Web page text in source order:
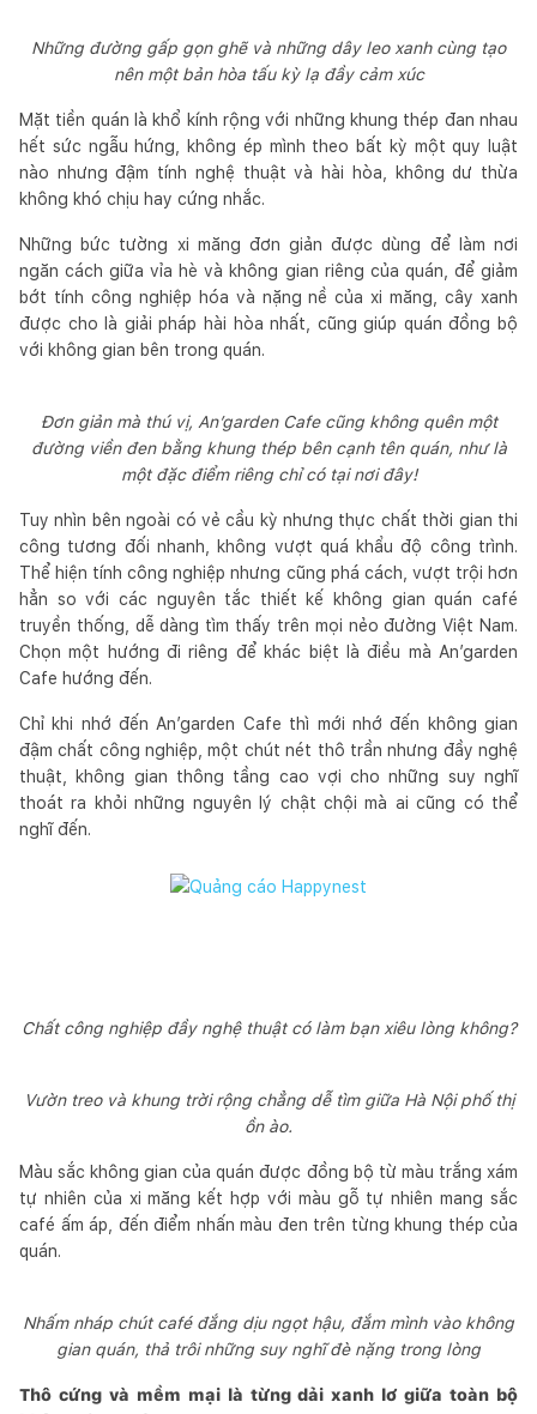
Những đường gấp gọn ghẽ và những dây leo xanh cùng tạo
nên một bản hòa tấu kỳ lạ đầy cảm xúc
Mặt tiền quán là khổ kính rộng với những khung thép đan nhau
hết sức ngẫu hứng, không ép mình theo bất kỳ một quy luật
nào nhưng đậm tính nghệ thuật và hài hòa, không dư thừa
không khó chịu hay cứng nhắc.
Những bức tường xi măng đơn giản được dùng để làm nơi
ngăn cách giữa vỉa hè và không gian riêng của quán, để giảm
bớt tính công nghiệp hóa và nặng nề của xi măng, cây xanh
được cho là giải pháp hài hòa nhất, cũng giúp quán đồng bộ
với không gian bên trong quán.
Đơn giản mà thú vị, An’garden Cafe cũng không quên một
đường viền đen bằng khung thép bên cạnh tên quán, như là
một đặc điểm riêng chỉ có tại nơi đây!
Tuy nhìn bên ngoài có vẻ cầu kỳ nhưng thực chất thời gian thi
công tương đối nhanh, không vượt quá khẩu độ công trình.
Thể hiện tính công nghiệp nhưng cũng phá cách, vượt trội hơn
hẳn so với các nguyên tắc thiết kế không gian quán café
truyền thống, dễ dàng tìm thấy trên mọi nẻo đường Việt Nam.
Chọn một hướng đi riêng để khác biệt là điều mà An’garden
Cafe hướng đến.
Chỉ khi nhớ đến An’garden Cafe thì mới nhớ đến không gian
đậm chất công nghiệp, một chút nét thô trần nhưng đầy nghệ
thuật, không gian thông tầng cao vợi cho những suy nghĩ
thoát ra khỏi những nguyên lý chật chội mà ai cũng có thể
nghĩ đến.
Chất công nghiệp đầy nghệ thuật có làm bạn xiêu lòng không?
Vườn treo và khung trời rộng chẳng dễ tìm giữa Hà Nội phố thị
ồn ào.
Màu sắc không gian của quán được đồng bộ từ màu trắng xám
tự nhiên của xi măng kết hợp với màu gỗ tự nhiên mang sắc
café ấm áp, đến điểm nhấn màu đen trên từng khung thép của
quán.
Nhấm nháp chút café đắng dịu ngọt hậu, đắm mình vào không
gian quán, thả trôi những suy nghĩ đè nặng trong lòng
Thô cứng và mềm mại là từng dải xanh lơ giữa toàn bộ